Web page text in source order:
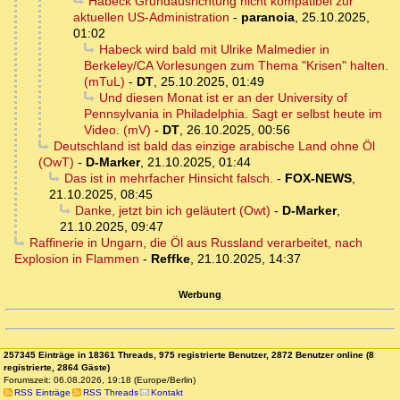
aktuellen US-Administration - paranoia, 25.10.2025,
01:02
Habeck wird bald mit Ulrike Malmedier in
Berkeley/CA Vorlesungen zum Thema "Krisen" halten.
(mTuL) - DT, 25.10.2025, 01:49
Und diesen Monat ist er an der University of
Pennsylvania in Philadelphia. Sagt er selbst heute im
Video. (mV) - DT, 26.10.2025, 00:56
Deutschland ist bald das einzige arabische Land ohne Öl
(OwT) - D-Marker, 21.10.2025, 01:44
Das ist in mehrfacher Hinsicht falsch. - FOX-NEWS,
21.10.2025, 08:45
Danke, jetzt bin ich geläutert (Owt) - D-Marker,
21.10.2025, 09:47
Raffinerie in Ungarn, die Öl aus Russland verarbeitet, nach
Explosion in Flammen - Reffke, 21.10.2025, 14:37
Werbung
257345 Einträge in 18361 Threads, 975 registrierte Benutzer, 2872 Benutzer online (8
registrierte, 2864 Gäste)
Forumszeit: 06.08.2026, 19:18 (Europe/Berlin)
RSS Einträge
RSS Threads Kontakt